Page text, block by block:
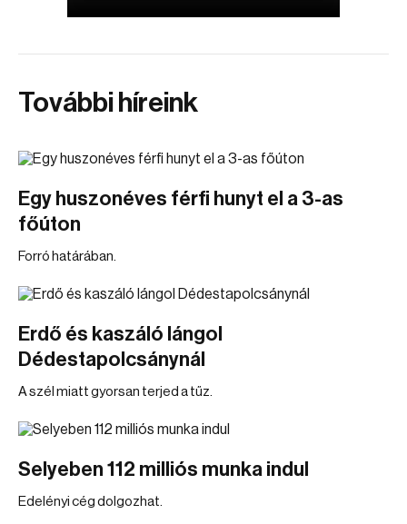
További híreink
Egy huszonéves férfi hunyt el a 3-as
főúton
Forró határában.
Erdő és kaszáló lángol
Dédestapolcsánynál
A szél miatt gyorsan terjed a tűz.
Selyeben 112 milliós munka indul
Edelényi cég dolgozhat.